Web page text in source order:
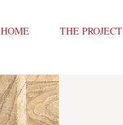
HOME THE PROJECT